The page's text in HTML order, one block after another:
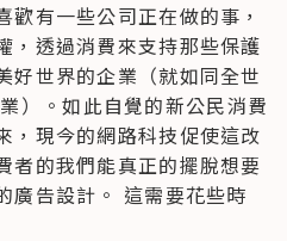
有一些公司正在做的事，
，透過消費來支持那些保護
好世界的企業（就如同全世
）。如此自覺的新公民消費
，現今的網路科技促使這改
者的我們能真正的擺脫想要
廣告設計。 這需要花些時